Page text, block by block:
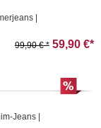
|
99,90 € * 59,90 €*
Jeans |